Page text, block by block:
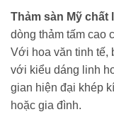
Thảm sàn Mỹ chất
dòng thảm tấm cao
Với hoa văn tinh tế,
với kiểu dáng linh
gian hiện đại khép
hoặc gia đình.